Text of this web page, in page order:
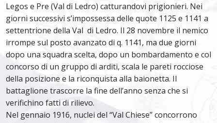
Legos e Pre (Val di Ledro) catturandovi prigionieri. Nei
giorni successivi s’impossessa delle quote 1125 e 1141 a
settentrione della Val di Ledro. Il 28 novembre il nemico
irrompe sul posto avanzato di q. 1141, ma due giorni
dopo una squadra scelta, dopo un bombardamento e col
concorso di un gruppo di arditi, scala le pareti rocciose
della posizione e la riconquista alla baionetta. Il
battaglione trascorre la fine dell’anno senza che si
verifichino fatti di rilievo.
Nel gennaio 1916, nuclei del “Val Chiese” concorrono